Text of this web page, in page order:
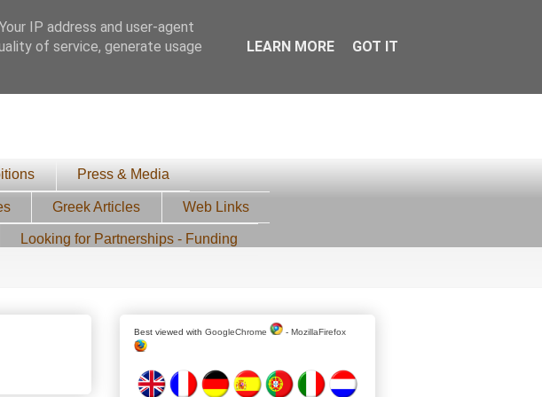
Press & Media
Greek Articles Web Links
Looking for Partnerships - Funding
Best viewed with GoogleChrome - MozillaFirefox
IP address and user-agent
of service, generate usage
LEARN MORE GOT IT